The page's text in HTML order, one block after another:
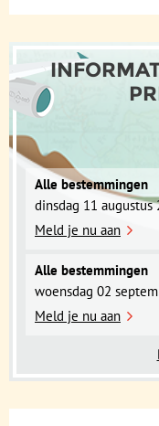
Alle bestemmingen
dinsdag 11
Meld je nu aan
Alle bestemmingen
woensdag 02
Meld je nu aan